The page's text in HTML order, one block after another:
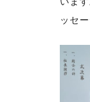
ッセ